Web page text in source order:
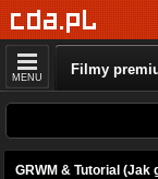
MENU Filmy
GRWM & Tutorial